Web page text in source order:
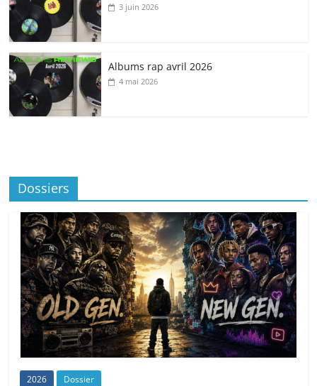
3 juin 2026
Albums rap avril 2026
4 mai 2026
Dossiers
2026 Dossier